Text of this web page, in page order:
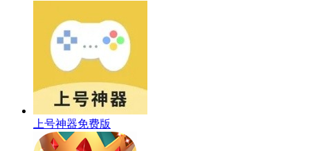
上号神器免费版